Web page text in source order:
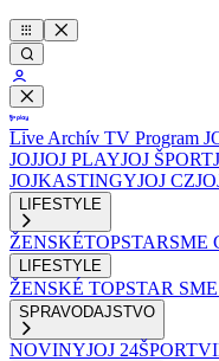
Live Archív TV Program
JOJJOJ PLAYJOJ ŠPORT
JOJKASTINGYJOJ CZ
LIFESTYLE
ŽENSKÉTOPSTARSME
LIFESTYLE
ŽENSKÉ TOPSTAR
SPRAVODAJSTVO
NOVINYJOJ 24ŠPORT